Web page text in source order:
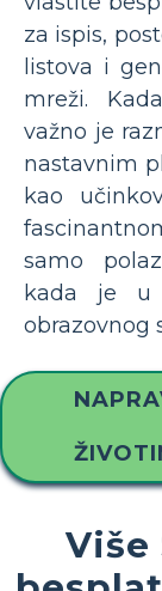
za ispis,
listova i
mreži.
važno je
nastavnim
kao
samo
kada je u
obrazovnog
Više